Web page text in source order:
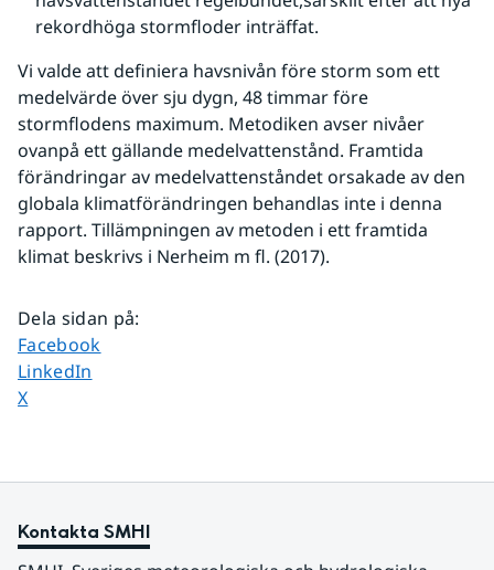
rekordhöga stormfloder inträffat.
Vi valde att definiera havsnivån före storm som ett
medelvärde över sju dygn, 48 timmar före
stormflodens maximum. Metodiken avser nivåer
ovanpå ett gällande medelvattenstånd. Framtida
förändringar av medelvattenståndet orsakade av den
globala klimatförändringen behandlas inte i denna
rapport. Tillämpningen av metoden i ett framtida
klimat beskrivs i Nerheim m fl. (2017).
Dela sidan på:
Dela sidan på
Facebook
Dela sidan på
LinkedIn
Dela sidan på
X
Kontakta SMHI